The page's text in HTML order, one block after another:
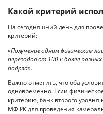
Какой критерий
На сегодняшний день для
критерий:
«Получение одним физическим
переводов от 100 и более
подряд».
Важно отметить, что оба
одновременно. Если
критерию, банк второго
МФ РК для проведения